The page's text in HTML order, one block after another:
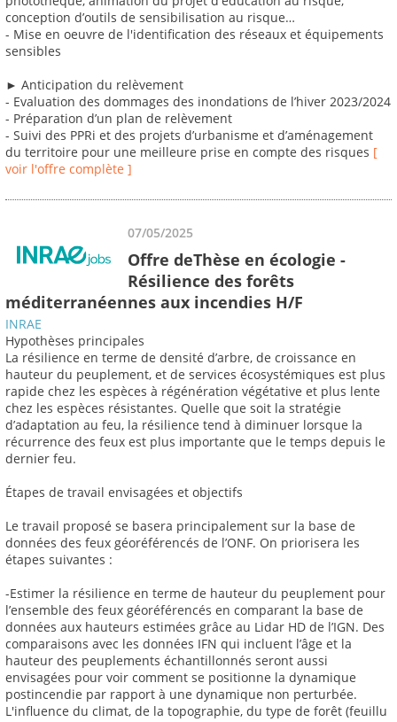
conception d’outils de sensibilisation au risque…
- Mise en oeuvre de l'identification des réseaux et équipements
sensibles
► Anticipation du relèvement
- Evaluation des dommages des inondations de l’hiver 2023/2024
- Préparation d’un plan de relèvement
- Suivi des PPRi et des projets d’urbanisme et d’aménagement
du territoire pour une meilleure prise en compte des risques [
voir l'offre complète ]
07/05/2025
Offre deThèse en écologie -
Résilience des forêts
méditerranéennes aux incendies H/F
INRAE
Hypothèses principales
La résilience en terme de densité d’arbre, de croissance en
hauteur du peuplement, et de services écosystémiques est plus
rapide chez les espèces à régénération végétative et plus lente
chez les espèces résistantes. Quelle que soit la stratégie
d’adaptation au feu, la résilience tend à diminuer lorsque la
récurrence des feux est plus importante que le temps depuis le
dernier feu.
Étapes de travail envisagées et objectifs
Le travail proposé se basera principalement sur la base de
données des feux géoréférencés de l’ONF. On priorisera les
étapes suivantes :
-Estimer la résilience en terme de hauteur du peuplement pour
l’ensemble des feux géoréférencés en comparant la base de
données aux hauteurs estimées grâce au Lidar HD de l’IGN. Des
comparaisons avec les données IFN qui incluent l’âge et la
hauteur des peuplements échantillonnés seront aussi
envisagées pour voir comment se positionne la dynamique
postincendie par rapport à une dynamique non perturbée.
L'influence du climat, de la topographie, du type de forêt (feuillu